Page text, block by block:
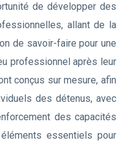
de développer des
allant de la
de savoir-faire pour une
professionnel après leur
conçus sur mesure, afin
des détenus, avec
des capacités
essentiels pour